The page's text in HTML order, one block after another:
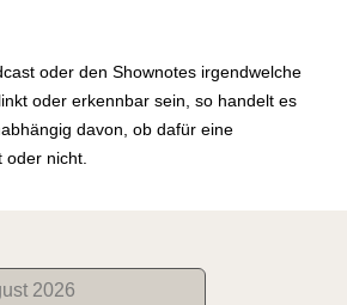
oder den Shownotes irgendwelche
oder erkennbar sein, so handelt es
davon, ob dafür eine
oder nicht.